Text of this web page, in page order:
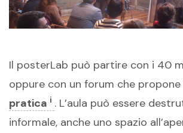
Il posterLab può partire con i 40
oppure con un forum che propone
pratica i . L’aula può essere
informale, anche uno spazio